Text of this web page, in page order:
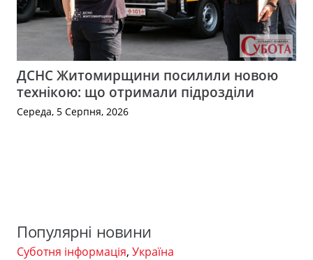
ДСНС Житомирщини посилили новою
технікою: що отримали підрозділи
Середа, 5 Серпня, 2026
Популярні новини
Суботня інформація, Україна